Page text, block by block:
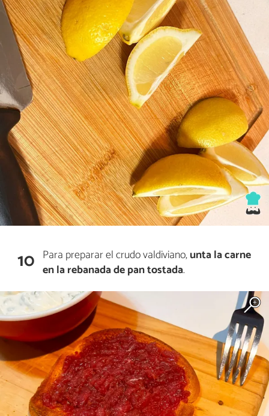
10 Para preparar el crudo valdiviano,unta la carne
en la rebanada de pan tostada.